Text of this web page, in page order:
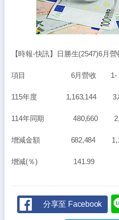
【時報-快訊】日勝生(2547)6月
項目 6月營收 1- 6
115年度 1,163,144
114年同期 480,660
增減金額 682,484
增減(％) 141.99
分享至 Facebook